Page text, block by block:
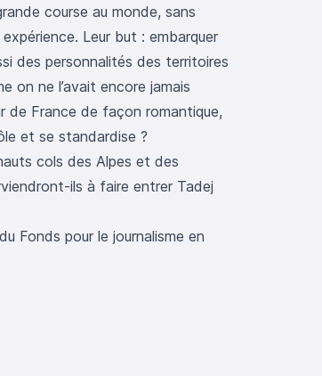
course au monde, sans
Leur but : embarquer
des personnalités des territoires
on ne l’avait encore jamais
de France de façon romantique,
et se standardise ?
cols des Alpes et des
ils à faire entrer Tadej
Fonds pour le journalisme en